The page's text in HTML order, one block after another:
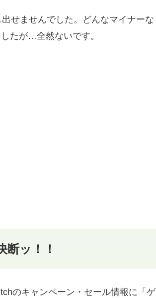
せませんでした。どんなマイナーな
たが…全然ないです。
ッ！！
のキャンペーン・セール情報に「ゲ